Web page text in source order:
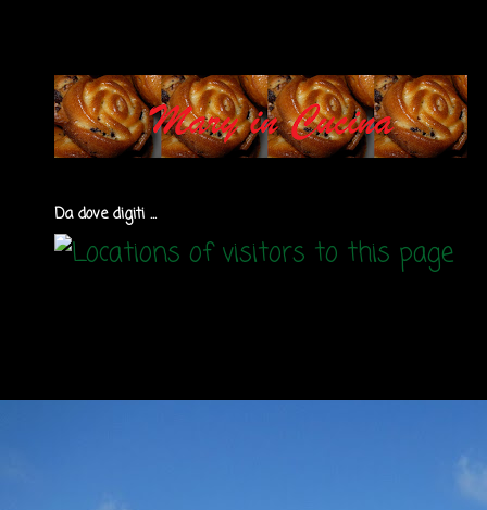
Da dove digiti ...